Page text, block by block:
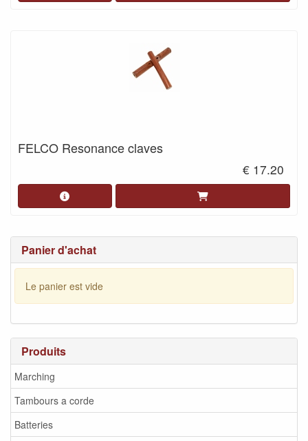
Panier d'achat
Le panier est vide
Produits
Marching
Tambours a corde
Batteries
FELCO Resonance claves
€ 17.20